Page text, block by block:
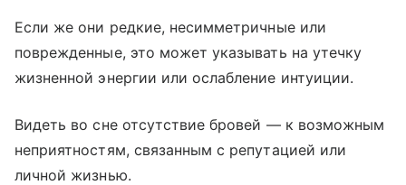
Если же они редкие, несимметричные или
поврежденные, это может указывать на утечку
жизненной энергии или ослабление интуиции.
Видеть во сне отсутствие бровей — к возможным
неприятностям, связанным с репутацией или
личной жизнью.